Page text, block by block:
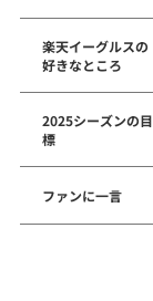
楽天イーグルスの
好きなところ
2025シーズンの目
標
ファンに一言